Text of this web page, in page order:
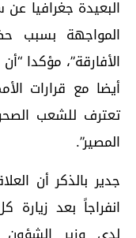
البعيدة جغرافيا
المواجهة بسبب
الأفارقة”، مؤكدا
أيضا مع قرارات
تعترف للشعب
المصير”.
جدير بالذكر أن
انفراجاً بعد زيارة